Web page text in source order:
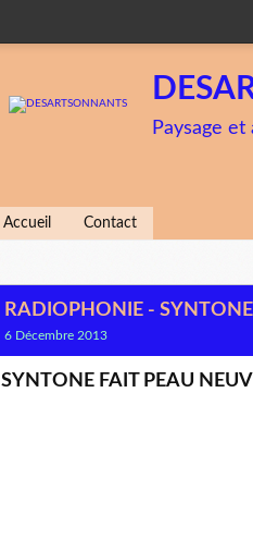
Paysage
Accueil Contact
RADIOPHONIE -
6 Décembre 2013
SYNTONE FAIT PEAU